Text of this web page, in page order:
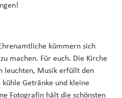
kümmern sich
machen. Für euch. Die Kirche
leuchten, Musik erfüllt den
Getränke und kleine
Fotografin hält die schönsten